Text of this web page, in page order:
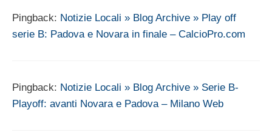
Pingback: Notizie Locali » Blog Archive » Play off
serie B: Padova e Novara in finale – CalcioPro.com
Pingback: Notizie Locali » Blog Archive » Serie B-
Playoff: avanti Novara e Padova – Milano Web